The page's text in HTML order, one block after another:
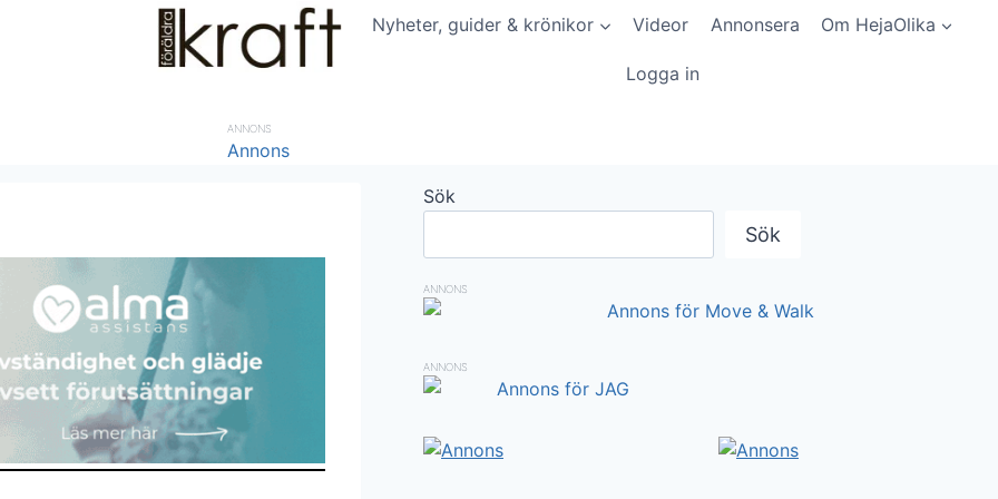
Nyheter, guider & krönikor Videor Annonsera Om HejaOlika
Logga in
ANNONS
Sök
Sök
ANNONS
ANNONS